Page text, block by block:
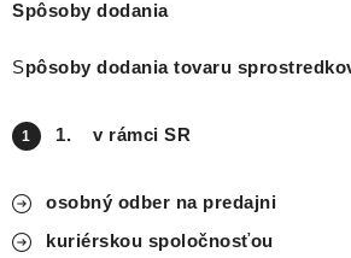
Spôsoby dodania
Spôsoby dodania tovaru
1. v rámci SR
osobný odber na predajni
kuriérskou spoločnosťou